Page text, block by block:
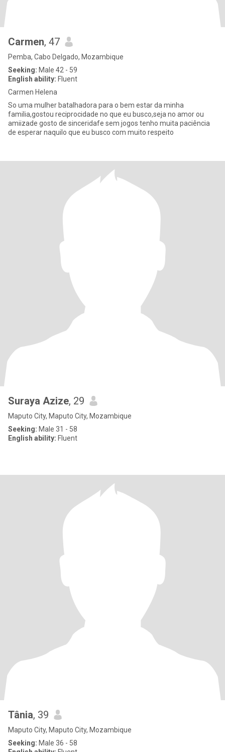
Carmen, 47
Pemba, Cabo Delgado, Mozambique
Seeking: Male 42 - 59
English ability: Fluent
Carmen Helena
So uma mulher batalhadora para o bem estar da minha
familia,gostou reciprocidade no que eu busco,seja no amor ou
amiizade gosto de sinceridafe sem jogos tenho muita paciência
de esperar naquilo que eu busco com muito respeito
Suraya Azize, 29
Maputo City, Maputo City, Mozambique
Seeking: Male 31 - 58
English ability: Fluent
Tânia, 39
Maputo City, Maputo City, Mozambique
Seeking: Male 36 - 58